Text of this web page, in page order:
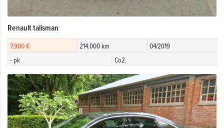
Renault talisman
7.900 € 214.000 km
04/2019
- pk
Co2